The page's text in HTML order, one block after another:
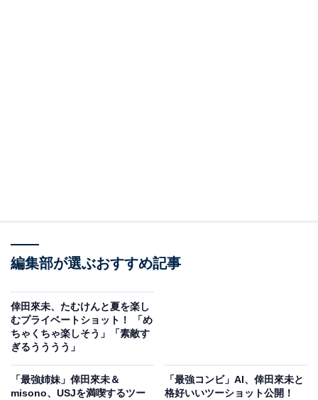
編集部が選ぶおすすめ記事
倖田來未、たむけんと夏を楽し
むプライベートショット！ 「め
ちゃくちゃ楽しそう」「素敵す
ぎるうううう」
「最強姉妹」倖田來未＆
misono、USJを満喫するツー
「最強コンビ」AI、倖田來未と
格好いいツーショット公開！